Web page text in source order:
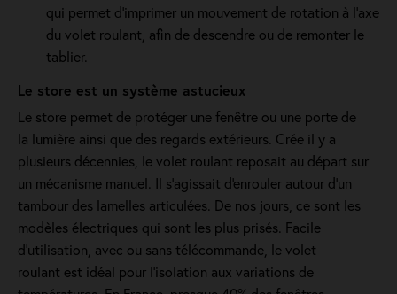
qui permet d’imprimer un mouvement de rotation à l’axe
du volet roulant, afin de descendre ou de remonter le
tablier.
Le store est un système astucieux
Le store permet de protéger une fenêtre ou une porte de
la lumière ainsi que des regards extérieurs. Crée il y a
plusieurs décennies, le volet roulant reposait au départ sur
un mécanisme manuel. Il s'agissait d'enrouler autour d'un
tambour des lamelles articulées. De nos jours, ce sont les
modèles électriques qui sont les plus prisés. Facile
d'utilisation, avec ou sans télécommande, le volet
roulant est idéal pour l'isolation aux variations de